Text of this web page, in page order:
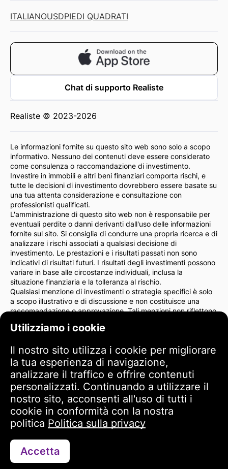
Utilizziamo i cookie
Il nostro sito utilizza i cookie per migliorare
la tua esperienza di navigazione,
analizzare il traffico e offrire contenuti
personalizzati. Continuando a utilizzare il
nostro sito, acconsenti all'uso di tutti i
cookie in conformità con la nostra
politica Politica sulla privacy
Accetta
ITALIANOUSDPIEDI QUADRATI
Chat di supporto Realiste
Realiste © 2023-2026
Le informazioni fornite su questo sito web sono solo a scopo
informativo. Nessuno dei contenuti deve essere considerato
come consulenza o raccomandazione di investimento.
Investire in immobili e altri beni finanziari comporta rischi, e
tutte le decisioni di investimento dovrebbero essere basate su
una tua attenta considerazione e consultazione con
professionisti qualificati.
L'amministrazione di questo sito web non è responsabile per
eventuali perdite o danni derivanti dall'uso delle informazioni
fornite sul sito. Si consiglia di condurre una propria ricerca e di
analizzare i rischi associati a qualsiasi decisione di
investimento. Le prestazioni e i risultati passati non sono
indicativi di risultati futuri. I risultati degli investimenti possono
variare in base alle circostanze individuali, inclusa la
situazione finanziaria e la tolleranza al rischio.
Qualsiasi menzione di investimenti o strategie specifici è solo
a scopo illustrativo e di discussione e non costituisce una
raccomandazione o approvazione. Tali menzioni non riflettono
Consigliamo vivamente di consultare un consulente finanziario
l'unico responsabile delle tue azioni di investimento e dei rischi
ad esse associati.
Utilizzando questo sito web, accetti che l'amministrazione del
sito non è responsabile per eventuali perdite o danni diretti o
indiretti derivanti dall'uso delle informazioni fornite sul sito.
Si prega di esercitare cautela e attenzione quando si
prendono decisioni di investimento.
Termini di utilizzo